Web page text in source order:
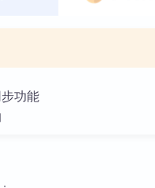
功能